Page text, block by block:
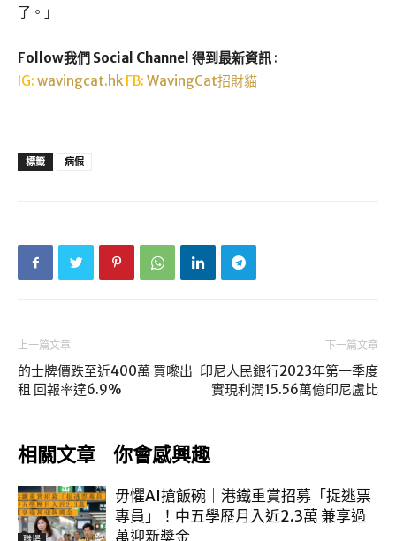
了。」
Follow我們 Social Channel 得到最新資訊 :
IG: wavingcat.hk FB: WavingCat招財貓
標籤 病假
上一篇文章
的士牌價跌至近400萬 買嚟出
租 回報率達6.9%
下一篇文章
印尼人民銀行2023年第一季度
實現利潤15.56萬億印尼盧比
相關文章 你會感興趣
毋懼AI搶飯碗｜港鐵重賞招募「捉逃票
專員」！中五學歷月入近2.3萬 兼享過
萬迎新獎金